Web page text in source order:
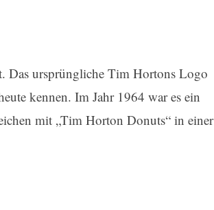
Das ursprüngliche Tim Hortons Logo
kennen. Im Jahr 1964 war es ein
mit „Tim Horton Donuts“ in einer